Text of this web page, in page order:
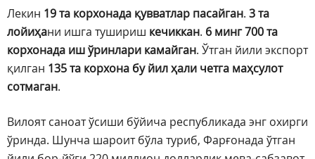
Лекин 19 та корхонада қувватлар пасайган. 3 та
лойиҳани ишга тушириш кечиккан. 6 минг 700 та
корхонада иш ўринлари камайган. Ўтган йили экспорт
қилган 135 та корхона бу йил ҳали четга маҳсулот
сотмаган.
Вилоят саноат ўсиши бўйича республикада энг охирги
ўринда. Шунча шароит бўла туриб, Фарғонада ўтган